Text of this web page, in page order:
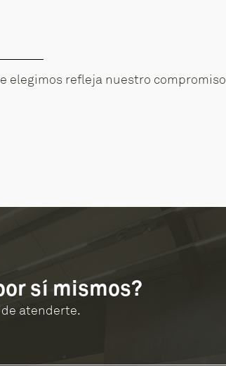
elegimos refleja nuestro compromiso
sí mismos?
atenderte.